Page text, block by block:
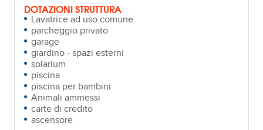
DOTAZIONI STRUTTURA
Lavatrice ad uso comune
parcheggio privato
garage
giardino - spazi esterni
solarium
piscina
piscina per bambini
Animali ammessi
carte di credito
ascensore